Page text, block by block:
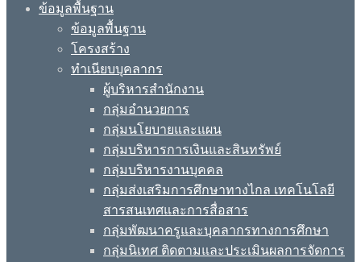
ข้อมูลพื้นฐาน
ข้อมูลพื้นฐาน
โครงสร้าง
ทำเนียบบุคลากร
ผู้บริหารสำนักงาน
กลุ่มอำนวยการ
กลุ่มนโยบายและแผน
กลุ่มบริหารการเงินและสินทรัพย์
กลุ่มบริหารงานบุคคล
กลุ่มส่งเสริมการศึกษาทางไกล เทคโนโลยี
สารสนเทศและการสื่อสาร
กลุ่มพัฒนาครูและบุคลากรทางการศึกษา
กลุ่มนิเทศ ติดตามและประเมินผลการจัดการ